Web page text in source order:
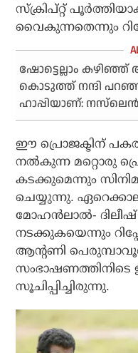
സ്‌ക്രിപ്റ്റ്
വൈകുന്നതെന്നും
ഷോട്ടെല്ലാം
കൊടുത്ത് നന്ദി
ഹാപ്പിയാണ്: നസ്‌ലെന്‍
ഈ പ്രൊജക്ടിന്
നല്‍കുന്ന മറ്റൊരു
കടക്കുമെന്നും
ചെയ്യുന്നു.
മോഹന്‍ലാല്‍-
നടക്കുകയെന്നും
ആന്റണി
സംഭാഷണത്തിനിടെ
സൂചിപ്പിച്ചിരുന്നു.